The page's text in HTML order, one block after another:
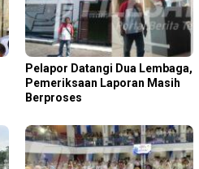
Pelapor Datangi Dua Lembaga,
Pemeriksaan Laporan Masih
Berproses